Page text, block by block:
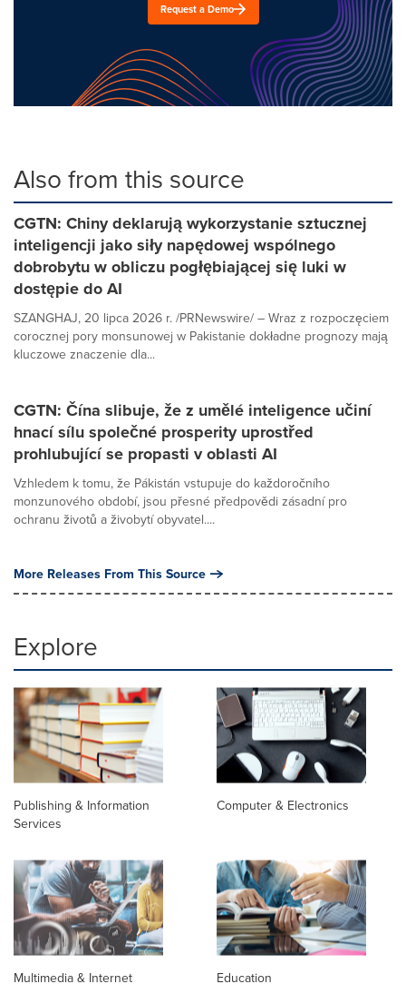
Request a Demo
Also from this source
CGTN: Chiny deklarują wykorzystanie sztucznej
inteligencji jako siły napędowej wspólnego
dobrobytu w obliczu pogłębiającej się luki w
dostępie do AI
SZANGHAJ, 20 lipca 2026 r. /PRNewswire/ – Wraz z rozpoczęciem
corocznej pory monsunowej w Pakistanie dokładne prognozy mają
kluczowe znaczenie dla...
CGTN: Čína slibuje, že z umělé inteligence učiní
hnací sílu společné prosperity uprostřed
prohlubující se propasti v oblasti AI
Vzhledem k tomu, že Pákistán vstupuje do každoročního
monzunového období, jsou přesné předpovědi zásadní pro
ochranu životů a živobytí obyvatel....
More Releases From This Source
Explore
Publishing & Information
Services
Computer & Electronics
Multimedia & Internet Education